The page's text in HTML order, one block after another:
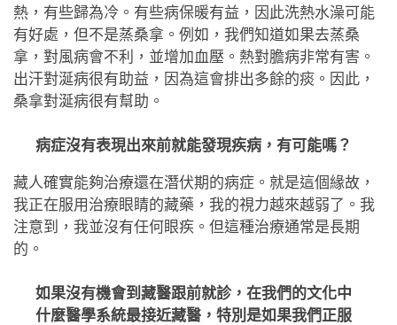
熱，有些歸為冷。有些病保暖有益，因此洗熱水澡可能
有好處，但不是蒸桑拿。例如，我們知道如果去蒸桑
拿，對風病會不利，並增加血壓。熱對膽病非常有害。
出汗對涎病很有助益，因為這會排出多餘的痰。因此，
桑拿對涎病很有幫助。
病症沒有表現出來前就能發現疾病，有可能嗎？
藏人確實能夠治療還在潛伏期的病症。就是這個緣故，
我正在服用治療眼睛的藏藥，我的視力越來越弱了。我
注意到，我並沒有任何眼疾。但這種治療通常是長期
的。
如果沒有機會到藏醫跟前就診，在我們的文化中
什麼醫學系統最接近藏醫，特別是如果我們正服